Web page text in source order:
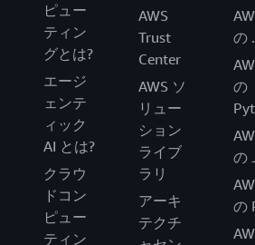
ピュー
ティン
グとは?
エージ
ェンテ
ィック
AI とは?
クラウ
ドコン
ピュー
ティン
AWS
Trust
Center
AWS ソ
リュー
ション
ライブ
ラリ
アーキ
テクチ
の
の
の
の